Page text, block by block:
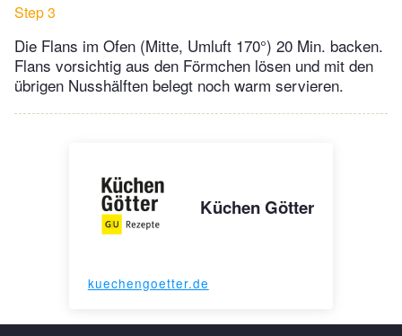
Step 3
Die Flans im Ofen (Mitte, Umluft 170°) 20 Min. backen.
Flans vorsichtig aus den Förmchen lösen und mit den
übrigen Nusshälften belegt noch warm servieren.
Küchen Götter
kuechengoetter.de